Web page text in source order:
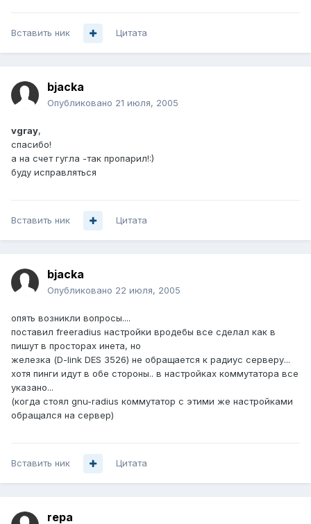
Вставить ник Цитата
bjacka
Опубликовано 21 июля, 2005
vgray,
спасибо!
а на счет гугла -так пропарил!:)
буду исправляться
Вставить ник Цитата
bjacka
Опубликовано 22 июля, 2005
опять возникли вопросы....
поставил freeradius настройки вродебы все сделал как в
пишут в просторах инета, но
железка (D-link DES 3526) не обращается к радиус серверу...
хотя пинги идут в обе стороны.. в настройках коммутатора все
указано...
(когда стоял gnu-radius коммутатор с этими же настройками
обращался на сервер)
Вставить ник Цитата
repa